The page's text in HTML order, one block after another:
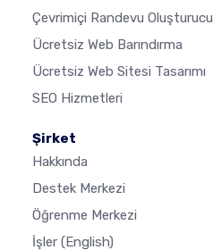
Çevrimiçi Randevu Oluşturucu
Ücretsiz Web Barındırma
Ücretsiz Web Sitesi Tasarımı
SEO Hizmetleri
Şirket
Hakkında
Destek Merkezi
Öğrenme Merkezi
İşler (English)